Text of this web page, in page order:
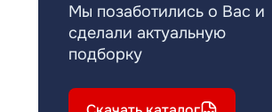
Мы позаботились о Вас и
сделали актуальную
подборку